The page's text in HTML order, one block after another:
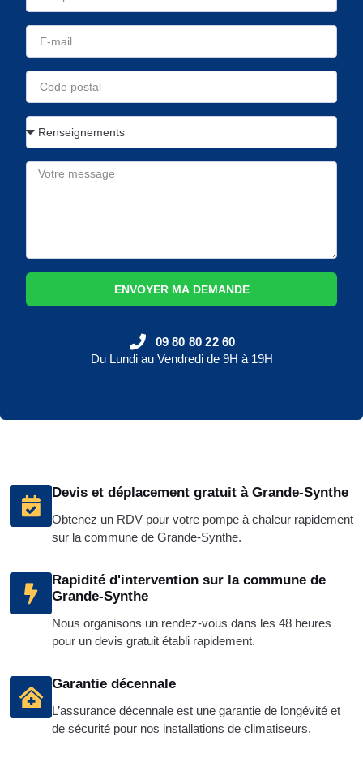
Devis et déplacement gratuit à Grande-Synthe
Obtenez un RDV pour votre pompe à chaleur rapidement
sur la commune de Grande-Synthe.
Rapidité d'intervention sur la commune de
Grande-Synthe
Nous organisons un rendez-vous dans les 48 heures
pour un devis gratuit établi rapidement.
Garantie décennale
L’assurance décennale est une garantie de longévité et
de sécurité pour nos installations de climatiseurs.
ENVOYER MA DEMANDE
09 80 80 22 60
Du Lundi au Vendredi de 9H à 19H